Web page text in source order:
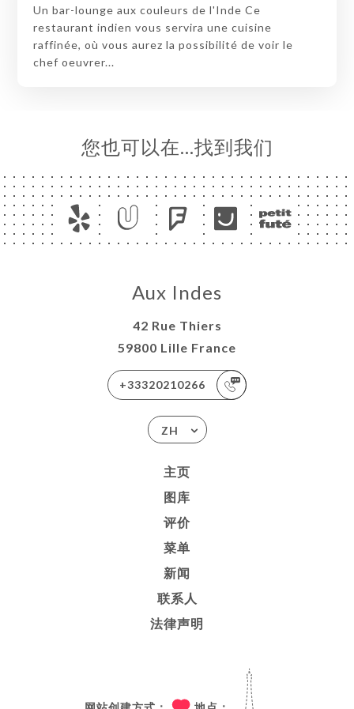
Un bar-lounge aux couleurs de l'Inde Ce
restaurant indien vous servira une cuisine
raffinée, où vous aurez la possibilité de voir le
chef oeuvrer...
您也可以在…找到我们
Aux Indes
42 Rue Thiers
59800 Lille France
+33320210266
ZH
主页
图库
评价
菜单
新闻
联系人
法律声明